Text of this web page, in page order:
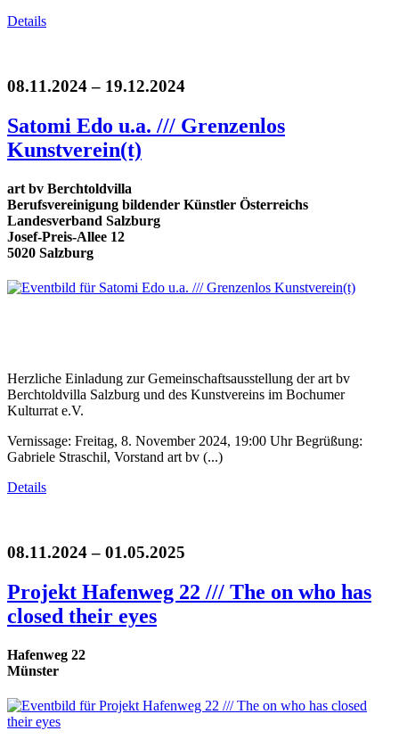
Details
08.11.2024 – 19.12.2024
Satomi Edo u.a. /// Grenzenlos
Kunstverein(t)
art bv Berchtoldvilla
Berufsvereinigung bildender Künstler Österreichs
Landesverband Salzburg
Josef-Preis-Allee 12
5020 Salzburg
Herzliche Einladung zur Gemeinschaftsausstellung der art bv
Berchtoldvilla Salzburg und des Kunstvereins im Bochumer
Kulturrat e.V.
Vernissage: Freitag, 8. November 2024, 19:00 Uhr Begrüßung:
Gabriele Straschil, Vorstand art bv (...)
Details
08.11.2024 – 01.05.2025
Projekt Hafenweg 22 /// The on who has
closed their eyes
Hafenweg 22
Münster